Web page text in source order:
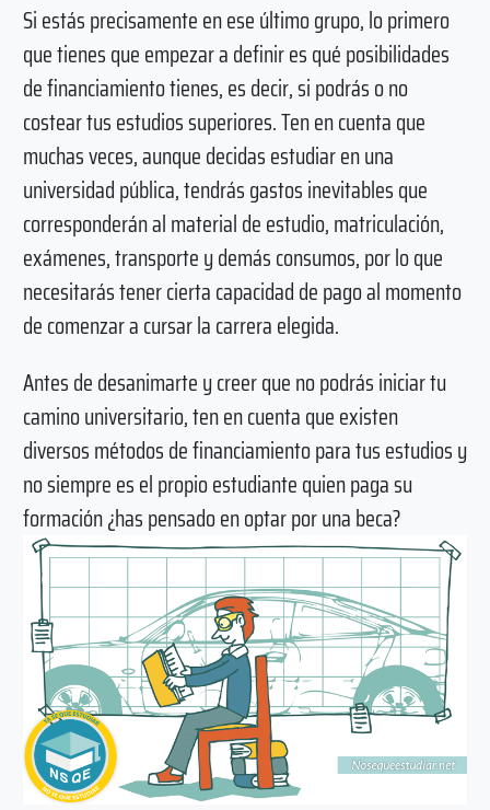
Si estás precisamente en ese último grupo, lo primero
que tienes que empezar a definir es qué posibilidades
de financiamiento tienes, es decir, si podrás o no
costear tus estudios superiores. Ten en cuenta que
muchas veces, aunque decidas estudiar en una
universidad pública, tendrás gastos inevitables que
corresponderán al material de estudio, matriculación,
exámenes, transporte y demás consumos, por lo que
necesitarás tener cierta capacidad de pago al momento
de comenzar a cursar la carrera elegida.
Antes de desanimarte y creer que no podrás iniciar tu
camino universitario, ten en cuenta que existen
diversos métodos de financiamiento para tus estudios y
no siempre es el propio estudiante quien paga su
formación ¿has pensado en optar por una beca?